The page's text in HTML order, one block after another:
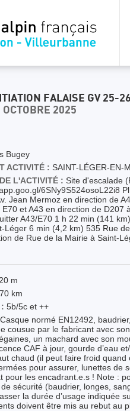
FALAISE GV 25-
2025
Bugey
ACTIVITÉ : SAINT-LÉGER-EN-
L'ACTIVITÉ : Site d'escalade
6SNy9S524osoL22i8
Jean Mermoz en direction de
et A43 en direction de D207
A43/E70 1 h 22 min (141
Léger 6 min (4,2 km) 535 Rue
de Rue de la Mairie à Saint-
20 m
70 km
5b/5c et ++
Casque normé EN12492,
cousue par le fabricant avec
un machard avec son
CAF à jour, gourde d’eau
chaud (il peut faire froid
pour assurer, lunettes de
pour les encadrant.e.s ! Note :
sécurité (baudrier, longes,
la durée d’usage indiquée
doivent être mis au rebut au